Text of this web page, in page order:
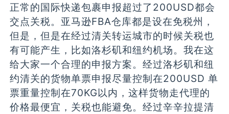
正常的国际快递包裹申报超过了200USD都会
交点关税。亚马逊FBA仓库都是设在免税州，
但是，但是在经过清关转运城市的时候关税也
有可能产生，比如洛杉矶和纽约机场。我在这
给大家一个合理的申报方案。经过洛杉矶和纽
约清关的货物单票申报尽量控制在200USD 单
票重量控制在70KG以内，这样货物走代理的
价格最便宜，关税也能避免。经过辛辛拉提清